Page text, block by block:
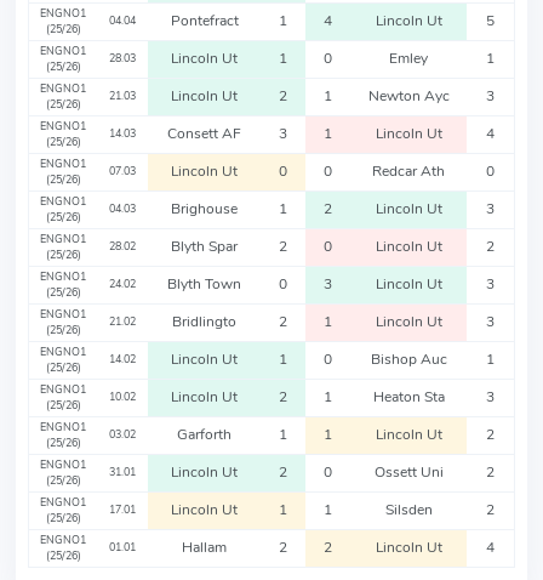
ENGNO1
(25/26)
04.04 Pontefract 1 4 Lincoln Ut 5
ENGNO1
(25/26)
28.03 Lincoln Ut 1 0 Emley 1
ENGNO1
(25/26)
21.03 Lincoln Ut 2 1 Newton Ayc 3
ENGNO1
(25/26)
14.03 Consett AF 3 1 Lincoln Ut 4
ENGNO1
(25/26)
07.03 Lincoln Ut 0 0 Redcar Ath 0
ENGNO1
(25/26)
04.03 Brighouse 1 2 Lincoln Ut 3
ENGNO1
(25/26)
28.02 Blyth Spar 2 0 Lincoln Ut 2
ENGNO1
(25/26)
24.02 Blyth Town 0 3 Lincoln Ut 3
ENGNO1
(25/26)
21.02 Bridlingto 2 1 Lincoln Ut 3
ENGNO1
(25/26)
14.02 Lincoln Ut 1 0 Bishop Auc 1
ENGNO1
(25/26)
10.02 Lincoln Ut 2 1 Heaton Sta 3
ENGNO1
(25/26)
03.02 Garforth 1 1 Lincoln Ut 2
ENGNO1
(25/26)
31.01 Lincoln Ut 2 0 Ossett Uni 2
ENGNO1
(25/26)
17.01 Lincoln Ut 1 1 Silsden 2
ENGNO1
(25/26)
01.01 Hallam 2 2 Lincoln Ut 4